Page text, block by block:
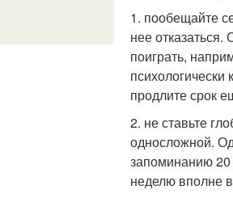
1. пообещайте
нее
поиграть,
продлите срок
2. не ставьте
односложной.
запоминанию 20
неделю вполне